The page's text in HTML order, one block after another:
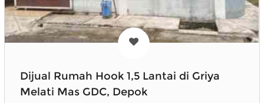
Dijual Rumah Hook 1,5 Lantai di Griya
Melati Mas GDC, Depok